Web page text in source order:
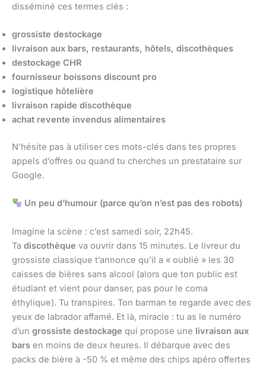
disséminé ces termes clés :
grossiste destockage
livraison aux bars, restaurants, hôtels, discothèques
destockage CHR
fournisseur boissons discount pro
logistique hôtelière
livraison rapide discothèque
achat revente invendus alimentaires
N’hésite pas à utiliser ces mots-clés dans tes propres
appels d’offres ou quand tu cherches un prestataire sur
Google.
Un peu d’humour (parce qu’on n’est pas des robots)
Imagine la scène : c’est samedi soir, 22h45.
Ta discothèque va ouvrir dans 15 minutes. Le livreur du
grossiste classique t’annonce qu’il a « oublié » les 30
caisses de bières sans alcool (alors que ton public est
étudiant et vient pour danser, pas pour le coma
éthylique). Tu transpires. Ton barman te regarde avec des
yeux de labrador affamé. Et là, miracle : tu as le numéro
d’un grossiste destockage qui propose une livraison aux
bars en moins de deux heures. Il débarque avec des
packs de bière à -50 % et même des chips apéro offertes